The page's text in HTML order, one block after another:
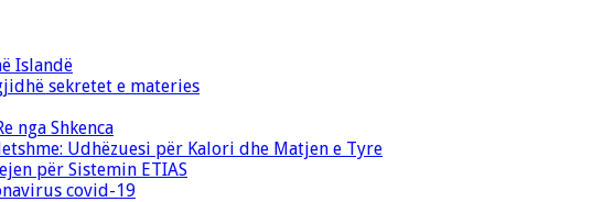
Islandë
sekretet e materies
nga Shkenca
Udhëzuesi për Kalori dhe Matjen e Tyre
për Sistemin ETIAS
covid-19